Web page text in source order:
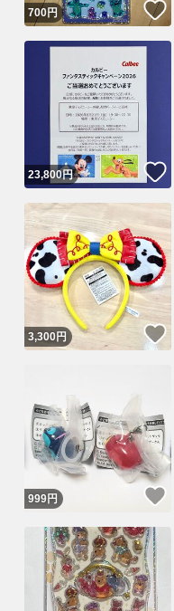
700円
23,800円
3,300 円
999円